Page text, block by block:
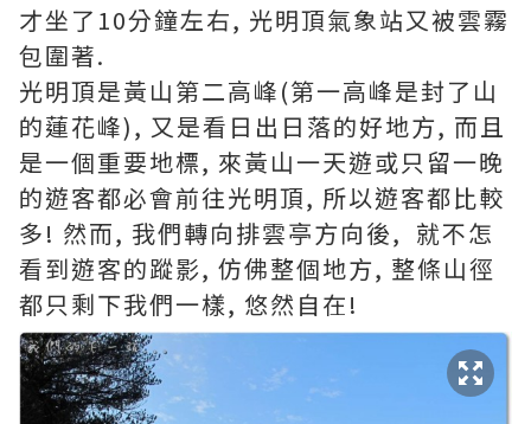
才坐了10分鐘左右, 光明頂氣象站又被雲霧
包圍著.
光明頂是黃山第二高峰(第一高峰是封了山
的蓮花峰), 又是看日出日落的好地方, 而且
是一個重要地標, 來黃山一天遊或只留一晚
的遊客都必會前往光明頂, 所以遊客都比較
多! 然而, 我們轉向排雲亭方向後, 就不怎
看到遊客的蹤影, 仿佛整個地方, 整條山徑
都只剩下我們一樣, 悠然自在!